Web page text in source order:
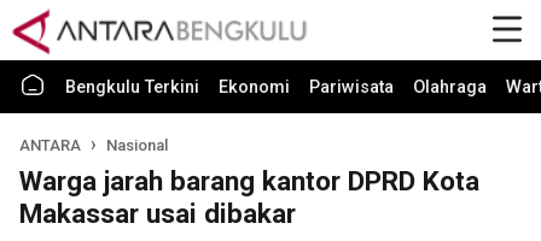
Bengkulu Terkini Ekonomi Pariwisata Olahraga
ANTARA Nasional
Warga jarah barang kantor DPRD Kota
Makassar usai dibakar